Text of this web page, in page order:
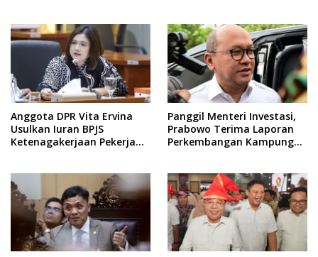
Anggota DPR Vita Ervina
Usulkan Iuran BPJS
Ketenagakerjaan Pekerja
Panggil Menteri Investasi,
Prabowo Terima Laporan
Perkembangan Kampung